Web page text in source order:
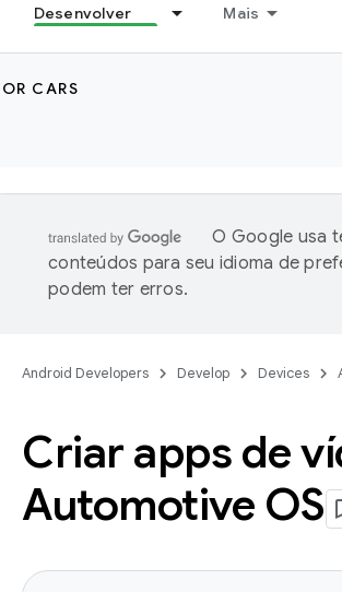
Desenvolver Mais
CARS
O Google usa
conteúdos para seu idioma de
podem ter erros.
Android Developers Develop Devices
Criar apps de
Automotive OS